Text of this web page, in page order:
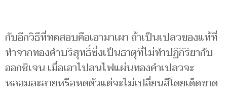
กับอีกวิธีที่ทดสอบคือเอามาเผา ถ้าเป็นเปลวของแท้ที่
ทำจากทองคำบริสุทธิ์ซึ่งเป็นธาตุที่ไม่ทำปฏิกิริยากับ
ออกซิเจน เมื่อเอาไปลนไฟแผ่นทองคำเปลวจะ
หลอมละลายหรือหดตัวแต่จะไม่เปลี่ยนสีโดยเด็ดขาด